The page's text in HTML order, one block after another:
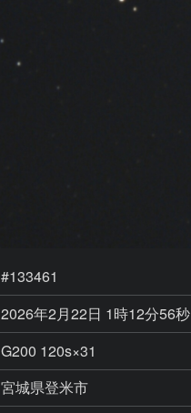
#133461
2026年2月22日 1時12分56秒
G200 120s×31
宮城県登米市